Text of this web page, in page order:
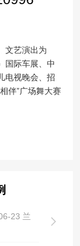
文艺演出为
国际车展、中
电视晚会、招
伴”广场舞大赛
23 兰